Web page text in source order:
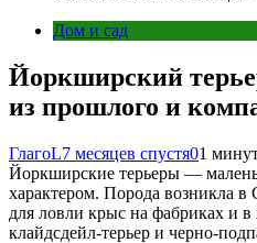
Дом и сад
Йоркширский
из прошлого и
ГлагоL7 месяцев спустя01
Йоркширские терьеры —
характером. Порода возникла
для ловли крыс на фабриках и
клайдсдейл-терьер и черно-